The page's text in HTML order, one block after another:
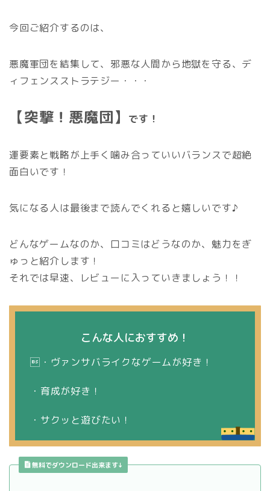
今回ご紹介するのは、
悪魔軍団を結集して、邪悪な人間から地獄を守る、デ
ィフェンスストラテジー・・・
【突撃！悪魔団】 です！
運要素と戦略が上手く噛み合っていいバランスで超絶
面白いです！
気になる人は最後まで読んでくれると嬉しいです♪
どんなゲームなのか、口コミはどうなのか、魅力をぎ
ゅっと紹介します！
それでは早速、レビューに入っていきましょう！！
こんな人におすすめ！
・ヴァンサバライクなゲームが好き！
・育成が好き！
・サクッと遊びたい！
無料でダウンロード出来ます↓